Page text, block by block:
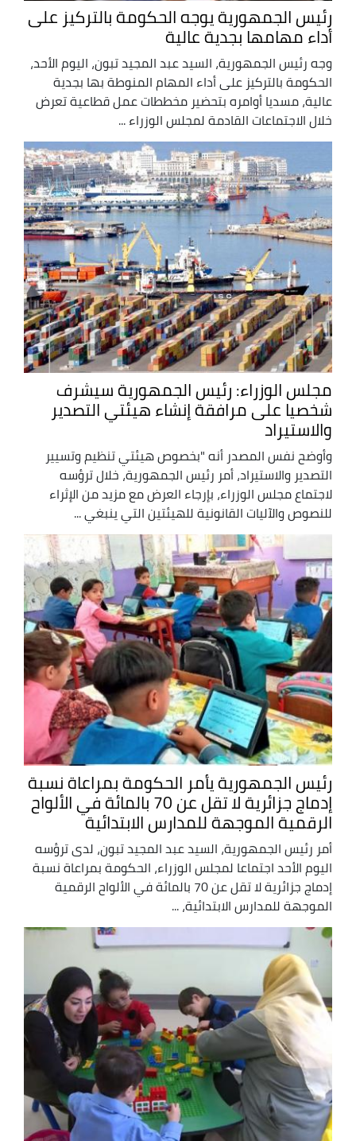
رئيس الجمهورية يوجه الحكومة بالتركيز على
أداء مهامها بجدية عالية
وجه رئيس الجمهورية، السيد عبد المجيد تبون، اليوم الأحد،
الحكومة بالتركيز على أداء المهام المنوطة بها بجدية
عالية، مسديا أوامره بتحضير مخططات عمل قطاعية تعرض
خلال الاجتماعات القادمة لمجلس الوزراء ...
مجلس الوزراء: رئيس الجمهورية سيشرف
شخصيا على مرافقة إنشاء هيئتي التصدير
والاستيراد
وأوضح نفس المصدر أنه "بخصوص هيئتي تنظيم وتسيير
التصدير والاستيراد، أمر رئيس الجمهورية، خلال ترؤسه
لاجتماع مجلس الوزراء، بإرجاء العرض مع مزيد من الإثراء
للنصوص والآليات القانونية للهيئتين التي ينبغي ...
رئيس الجمهورية يأمر الحكومة بمراعاة نسبة
إدماج جزائرية لا تقل عن 70 بالمائة في الألواح
الرقمية الموجهة للمدارس الابتدائية
أمر رئيس الجمهورية، السيد عبد المجيد تبون، لدى ترؤسه
اليوم الأحد اجتماعا لمجلس الوزراء، الحكومة بمراعاة نسبة
إدماج جزائرية لا تقل عن 70 بالمائة في الألواح الرقمية
الموجهة للمدارس الابتدائية، ...